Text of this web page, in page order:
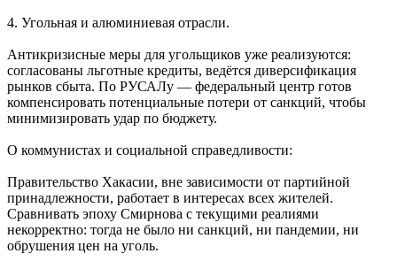
4. Угольная и алюминиевая отрасли.
Антикризисные меры для угольщиков уже реализуются:
согласованы льготные кредиты, ведётся диверсификация
рынков сбыта. По РУСАЛу — федеральный центр готов
компенсировать потенциальные потери от санкций, чтобы
минимизировать удар по бюджету.
О коммунистах и социальной справедливости:
Правительство Хакасии, вне зависимости от партийной
принадлежности, работает в интересах всех жителей.
Сравнивать эпоху Смирнова с текущими реалиями
некорректно: тогда не было ни санкций, ни пандемии, ни
обрушения цен на уголь.